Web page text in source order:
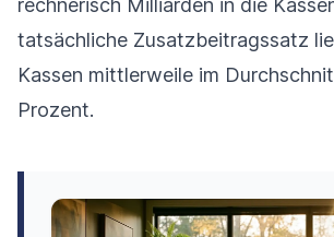
rechnerisch Milliarden in die
tatsächliche Zusatzbeitragssatz
Kassen mittlerweile im
Prozent.